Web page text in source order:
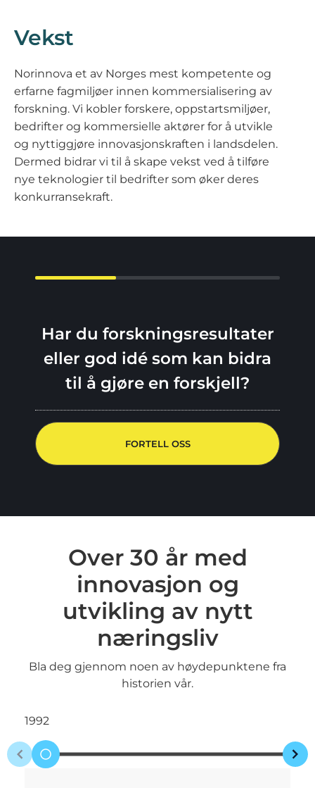
Vekst
Norinnova et av Norges mest kompetente og
erfarne fagmiljøer innen kommersialisering av
forskning. Vi kobler forskere, oppstartsmiljøer,
bedrifter og kommersielle aktører for å utvikle
og nyttiggjøre innovasjonskraften i landsdelen.
Dermed bidrar vi til å skape vekst ved å tilføre
nye teknologier til bedrifter som øker deres
konkurransekraft.
Har du forskningsresultater
eller god idé som kan bidra
til å gjøre en forskjell?
Over 30 år med
innovasjon og
utvikling av nytt
næringsliv
Bla deg gjennom noen av høydepunktene fra
historien vår.
1992